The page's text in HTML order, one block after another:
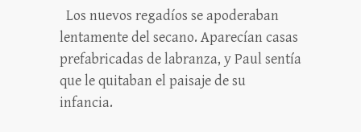
Los nuevos regadíos se apoderaban
lentamente del secano. Aparecían casas
prefabricadas de labranza, y Paul sentía
que le quitaban el paisaje de su
infancia.